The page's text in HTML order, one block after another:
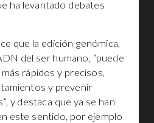
ha levantado debates
que la edición genómica,
del ser humano, “puede
rápidos y precisos,
y prevenir
y destaca que ya se han
este sentido, por ejemplo